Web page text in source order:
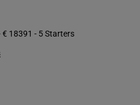
€ 18391 - 5 Starters